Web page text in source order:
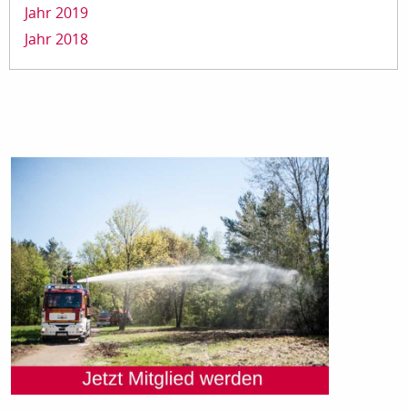
Jahr 2019
Jahr 2018